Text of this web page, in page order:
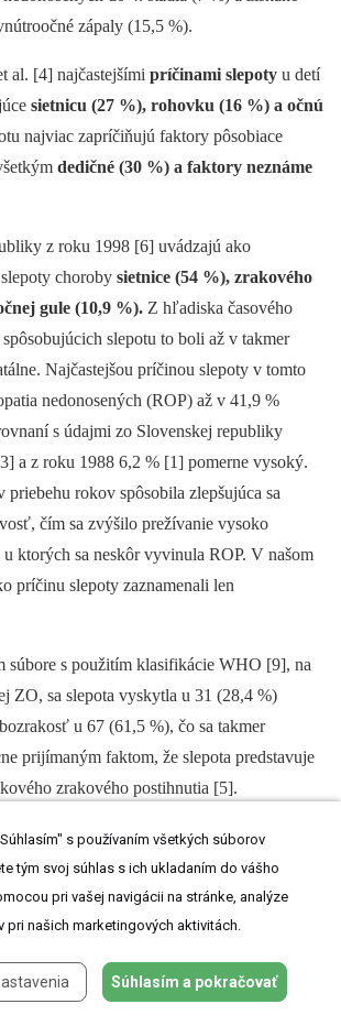
zápaly (15,5 %).
al. [4] najčastejšími príčinami slepoty u detí
sietnicu (27 %), rohovku (16 %) a očnú
najviac zapríčiňujú faktory pôsobiace
dedičné (30 %) a faktory neznáme
z roku 1998 [6] uvádzajú ako
choroby sietnice (54 %), zrakového
gule (10,9 %). Z hľadiska časového
slepotu to boli až v takmer
Najčastejšou príčinou slepoty v tomto
nedonosených (ROP) až v 41,9 %
s údajmi zo Slovenskej republiky
a z roku 1988 6,2 % [1] pomerne vysoký.
priebehu rokov spôsobila zlepšujúca sa
čím sa zvýšilo prežívanie vysoko
u ktorých sa neskôr vyvinula ROP. V našom
príčinu slepoty zaznamenali len
súbore s použitím klasifikácie WHO [9], na
ZO, sa slepota vyskytla u 31 (28,4 %)
u 67 (61,5 %), čo sa takmer
prijímaným faktom, že slepota predstavuje
zrakového postihnutia [5].
svoje vlastné kompenzačné
mechanizmus relatívneho zväčšenia obrazu
priblížením predmetu. Navyše sa k tomu
optický mechanizmus oka, rezerva
Nakoľko schopnosť akomodácie
dieťa musí časom využívať iné
s používaním všetkých súborov
tým svoj súhlas s ich ukladaním do vášho
pri vašej navigácii na stránke, analýze
pri našich marketingových aktivitách.
Súhlasím a pokračovať